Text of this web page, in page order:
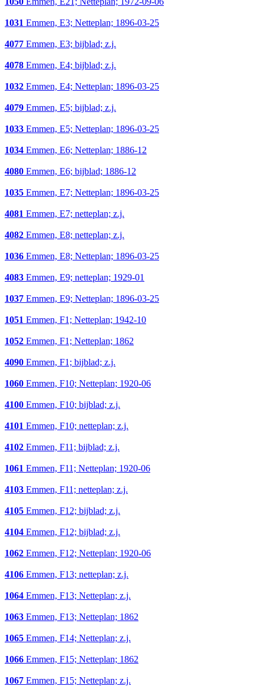
1031 Emmen, E3; Netteplan; 1896-03-25
4077 Emmen, E3; bijblad; z.j.
4078 Emmen, E4; bijblad; z.j.
1032 Emmen, E4; Netteplan; 1896-03-25
4079 Emmen, E5; bijblad; z.j.
1033 Emmen, E5; Netteplan; 1896-03-25
1034 Emmen, E6; Netteplan; 1886-12
4080 Emmen, E6; bijblad; 1886-12
1035 Emmen, E7; Netteplan; 1896-03-25
4081 Emmen, E7; netteplan; z.j.
4082 Emmen, E8; netteplan; z.j.
1036 Emmen, E8; Netteplan; 1896-03-25
4083 Emmen, E9; netteplan; 1929-01
1037 Emmen, E9; Netteplan; 1896-03-25
1051 Emmen, F1; Netteplan; 1942-10
1052 Emmen, F1; Netteplan; 1862
4090 Emmen, F1; bijblad; z.j.
1060 Emmen, F10; Netteplan; 1920-06
4100 Emmen, F10; bijblad; z.j.
4101 Emmen, F10; netteplan; z.j.
4102 Emmen, F11; bijblad; z.j.
1061 Emmen, F11; Netteplan; 1920-06
4103 Emmen, F11; netteplan; z.j.
4105 Emmen, F12; bijblad; z.j.
4104 Emmen, F12; bijblad; z.j.
1062 Emmen, F12; Netteplan; 1920-06
4106 Emmen, F13; netteplan; z.j.
1064 Emmen, F13; Netteplan; z.j.
1063 Emmen, F13; Netteplan; 1862
1065 Emmen, F14; Netteplan; z.j.
1066 Emmen, F15; Netteplan; 1862
1067 Emmen, F15; Netteplan; z.j.